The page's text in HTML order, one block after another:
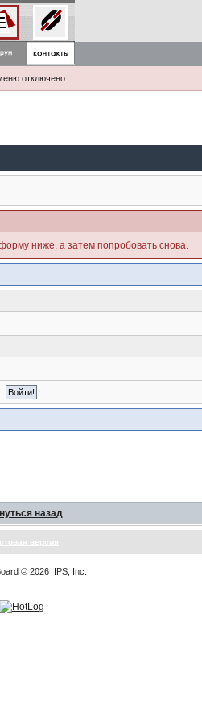
отключено
ниже, а затем попробовать снова.
назад
версия
© 2026 IPS, Inc